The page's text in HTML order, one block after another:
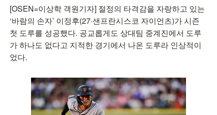
[OSEN=이상학 객원기자] 절정의 타격감을 자랑하고 있는
‘바람의 손자’ 이정후(27·샌프란시스코 자이언츠)가 시즌
첫 도루를 성공했다. 공교롭게도 상대팀 중계진에서 도루
가 하나도 없다고 지적한 경기에서 나온 도루라 인상적이
었다.